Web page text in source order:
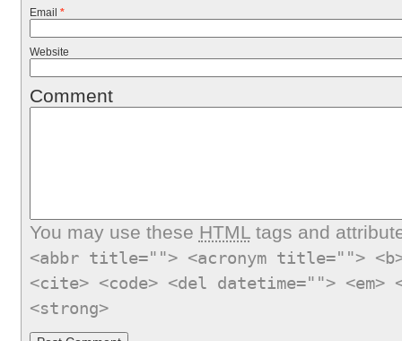
Email *
Website
Comment
You may use these HTMLtags and
<abbr title=""> <acronym title="">
<cite> <code> <del datetime="">
<strong>